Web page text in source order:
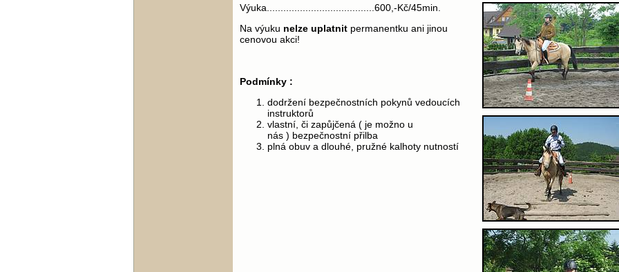
Výuka.......................................600,-Kč/45min.
Na výuku nelze uplatnitpermanentku ani jinou
cenovou akci!
Podmínky :
dodržení bezpečnostních pokynů vedoucích
instruktorů
vlastní, či zapůjčená ( je možno u
nás ) bezpečnostní přilba
plná obuv a dlouhé, pružné kalhoty nutností